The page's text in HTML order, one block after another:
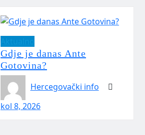
Gdje je danas Ante
Gotovina?
Hercegovački info
kol 8, 2026